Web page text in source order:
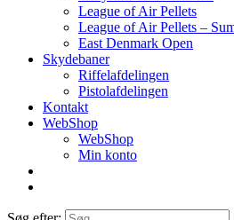
League of Air Pellets
League of Air Pellets –
East Denmark Open
Skydebaner
Riffelafdelingen
Pistolafdelingen
Kontakt
WebShop
WebShop
Min konto